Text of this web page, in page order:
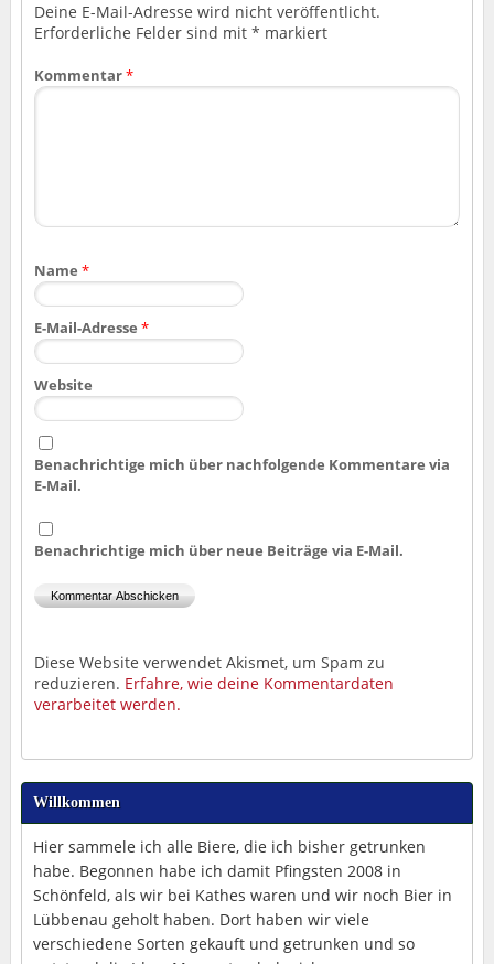
Deine E-Mail-Adresse wird nicht veröffentlicht.
Erforderliche Felder sind mit * markiert
Kommentar*
Name *
E-Mail-Adresse *
Website
Benachrichtige mich über nachfolgende Kommentare via
E-Mail.
Benachrichtige mich über neue Beiträge via E-Mail.
Diese Website verwendet Akismet, um Spam zu
reduzieren. Erfahre, wie deine Kommentardaten
verarbeitet werden.
Willkommen
Hier sammele ich alle Biere, die ich bisher getrunken
habe. Begonnen habe ich damit Pfingsten 2008 in
Schönfeld, als wir bei Kathes waren und wir noch Bier in
Lübbenau geholt haben. Dort haben wir viele
verschiedene Sorten gekauft und getrunken und so